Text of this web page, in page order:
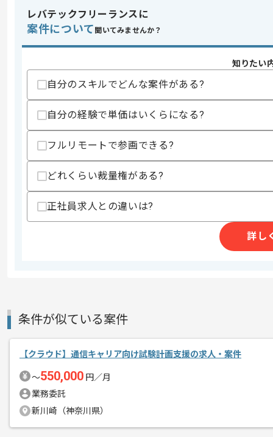
上記に似た経験やスキルをお持ちであれば申
その他募集要項
募集人数
1人
エージェントからのコ
メント
今回はインフラ設計構築及び運用保守
IBM iまたはAS400を用いた実務経験を
基本的には常駐での作業を見込んでおり
レバテックフリーランスに
案件について 聞いてみませんか？
知りたい
自分のスキルでどんな案件がある?
自分の経験で単価はいくらになる?
フルリモートで参画できる?
どれくらい裁量権がある?
正社員求人との違いは?
詳し
条件が似ている案件
【クラウド】通信キャリア向け試験計画支援の求人・案件
〜550,000 円／月
業務委託
新川崎（神奈川県）